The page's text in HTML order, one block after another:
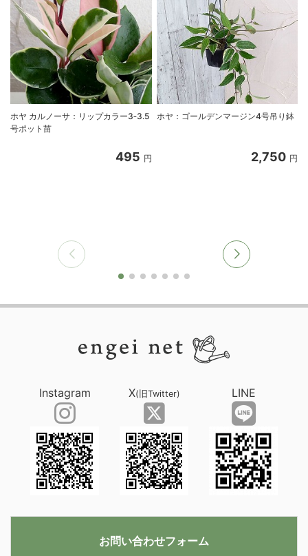
ホヤ カルノーサ：リップカラー3‐3.5
号ポット苗
495 円
ホヤ：ゴールデンマージン4号吊り鉢
2,750 円
Instagram X(旧Twitter) LINE
お問い合わせフォーム